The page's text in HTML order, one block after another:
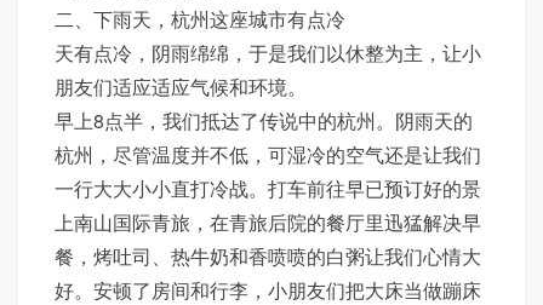
二、下雨天，杭州这座城市有点冷
天有点冷，阴雨绵绵，于是我们以休整为主，让小
朋友们适应适应气候和环境。
早上8点半，我们抵达了传说中的杭州。阴雨天的
杭州，尽管温度并不低，可湿冷的空气还是让我们
一行大大小小直打冷战。打车前往早已预订好的景
上南山国际青旅，在青旅后院的餐厅里迅猛解决早
餐，烤吐司、热牛奶和香喷喷的白粥让我们心情大
好。安顿了房间和行李，小朋友们把大床当做蹦床